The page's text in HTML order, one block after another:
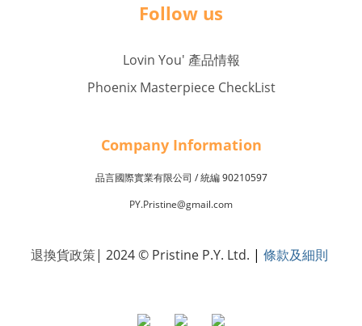
Follow us
Lovin You' 產品情報
Phoenix Masterpiece CheckList
Company Information
品言國際實業有限公司 /統編90210597
PY.Pristine@gmail.com
退換貨政策| 2024 © Pristine P.Y. Ltd. | 條款及細則